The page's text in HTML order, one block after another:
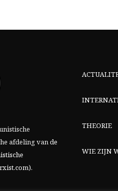
afdeling vande
.
THEORIE
WIE ZIJN